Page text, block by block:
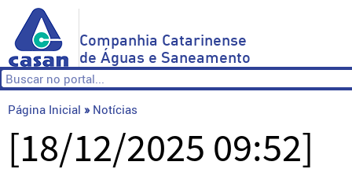
Companhia Catarinense
de Águas e Saneamento
Página Inicial » Notícias
[18/12/2025 09:52]